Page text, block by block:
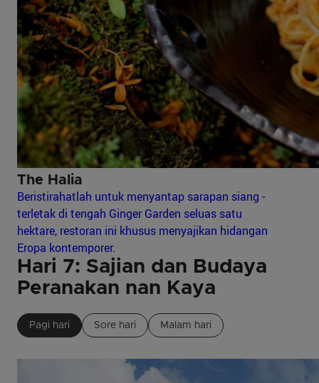
The Halia
Beristirahatlah untuk menyantap sarapan siang -
terletak di tengah Ginger Garden seluas satu
hektare, restoran ini khusus menyajikan hidangan
Eropa kontemporer.
Hari 7: Sajian dan Budaya
Peranakan nan Kaya
Pagi hari Sore hari Malam hari